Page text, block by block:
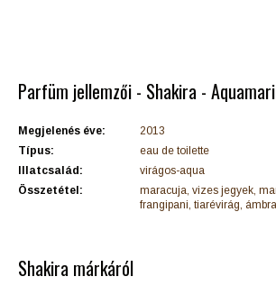
Parfüm jellemzői - Shakira -
Megjelenés éve:
2013
Típus:
eau de toilette
Illatcsalád:
virágos-aqua
Összetétel:
maracuja, vizes jegyek,
frangipani, tiarévirág,
Shakira márkáról